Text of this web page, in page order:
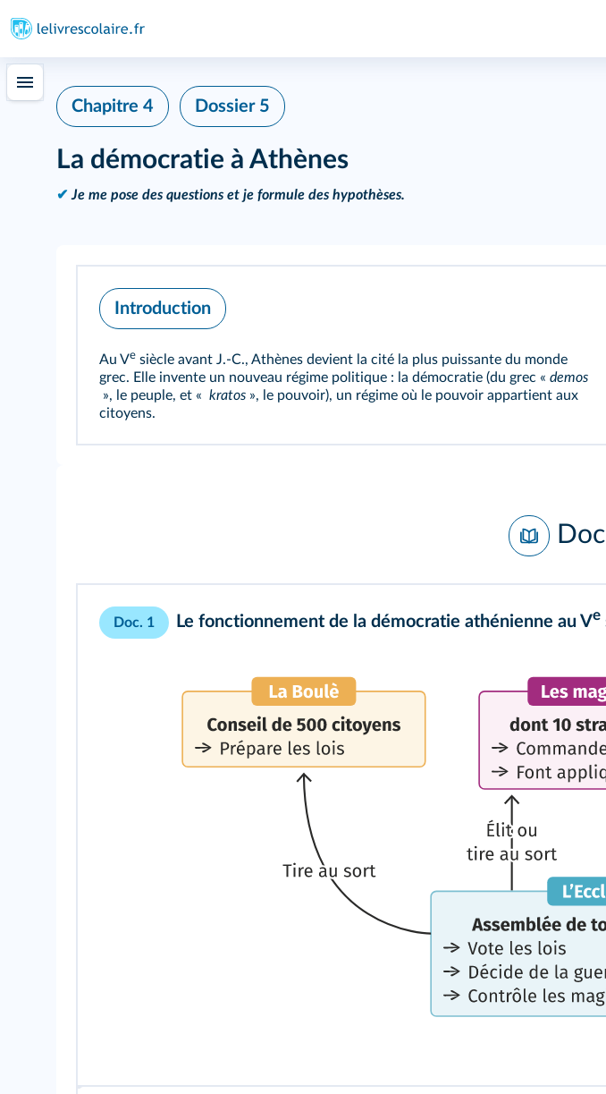
Chapitre 4 Dossier 5
La démocratie à Athènes
✔ Je me pose des questions et je formule des hypothèses.
Introduction
Au Ve siècle avant J.‑C., Athènes devient la cité la plus puissante du monde
grec. Elle invente un nouveau régime politique : la démocratie (du grec « demos
», le peuple, et « kratos », le pouvoir), un régime où le pouvoir appartient aux
citoyens.
Doc. 1 Le fonctionnement de la démocratie athénienne au Ve